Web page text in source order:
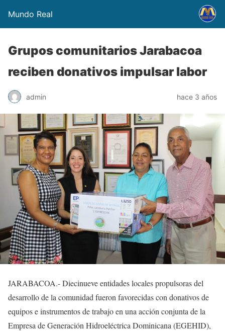
Mundo Real
Grupos comunitarios Jarabacoa
reciben donativos impulsar labor
admin hace 3 años
JARABACOA.- Diecinueve entidades locales propulsoras del
desarrollo de la comunidad fueron favorecidas con donativos de
equipos e instrumentos de trabajo en una acción conjunta de la
Empresa de Generación Hidroeléctrica Dominicana (EGEHID),